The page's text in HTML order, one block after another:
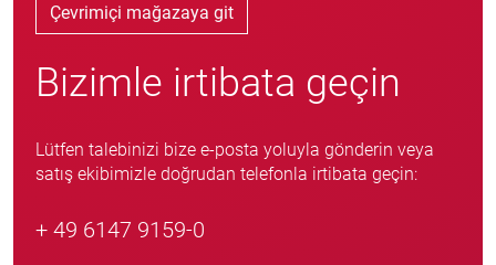
Çevrimiçi mağazaya git
Bizimle irtibata geçin
Lütfen talebinizi bize e-posta yoluyla gönderin veya
satış ekibimizle doğrudan telefonla irtibata geçin:
+ 49 6147 9159-0